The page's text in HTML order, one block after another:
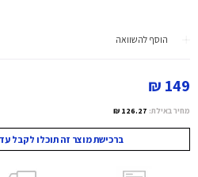
הוסף להשוואה
149 ₪
מחיר באילת: 126.27 ₪
ברכישת מוצר זה תוכלו לקבל עד 149 נקודות